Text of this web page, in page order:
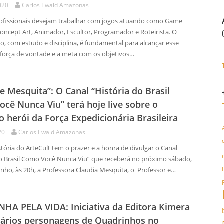
Carlos Ewald Amazonas
desejam trabalhar com jogos atuando como Game
Art, Animador, Escultor, Programador e Roteirista. O
com estudo e disciplina, é fundamental para alcançar esse
de vontade e a meta com os objetivos…
Mesquita”: O Canal “História do Brasil
Nunca Viu” terá hoje live sobre o
herói da Força Expedicionária Brasileira
Carlos Ewald Amazonas
do ArteCult tem o prazer e a honra de divulgar o Canal
Brasil Como Você Nunca Viu” que receberá no próximo sábado,
às 20h, a Professora Claudia Mesquita, o Professor e…
PELA VIDA: Iniciativa da Editora Kimera
personagens de Quadrinhos no